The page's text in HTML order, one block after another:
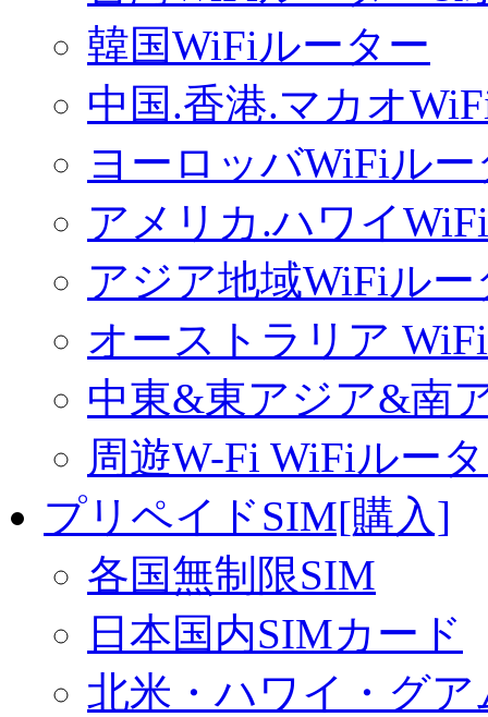
韓国WiFiルーター
中国.香港.マカオ
ヨーロッバWiFiルー
アメリカ.ハワイ
アジア地域WiFiルー
オーストラリア
中東&東アジア&南
周遊W-Fi WiFiルー
プリペイドSIM[購入]
各国無制限SIM
日本国内SIMカード
北米・ハワイ・グ